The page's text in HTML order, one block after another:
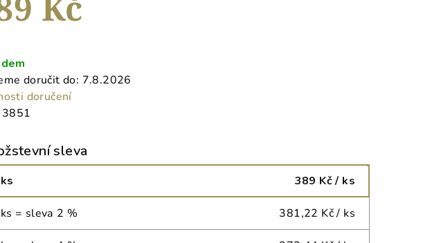
doručit do: 7.8.2026
doručení
3851
sleva
389 Kč/ ks
= sleva 2 % 381,22 Kč/ ks